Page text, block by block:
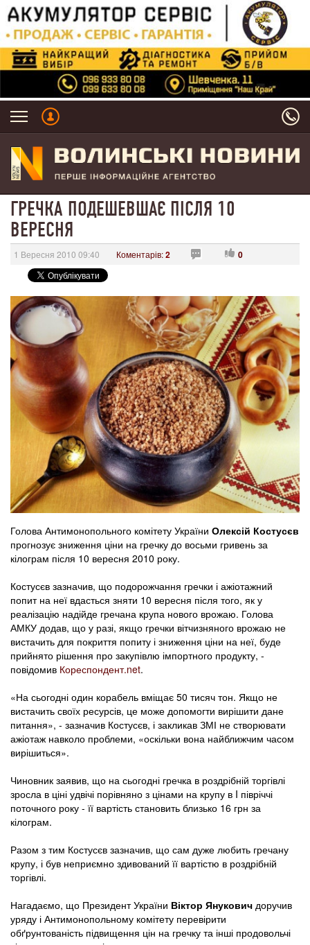
ГРЕЧКА ПОДЕШЕВШАЄ ПІСЛЯ 10
ВЕРЕСНЯ
1 Вересня 2010 09:40 Коментарів:2 0
Голова Антимонопольного комітету України Олексій Костусєв
прогнозує зниження ціни на гречку до восьми гривень за
кілограм після 10 вересня 2010 року.
Костусєв зазначив, що подорожчання гречки і ажіотажний
попит на неї вдасться зняти 10 вересня після того, як у
реалізацію надійде гречана крупа нового врожаю. Голова
АМКУ додав, що у разі, якщо гречки вітчизняного врожаю не
вистачить для покриття попиту і зниження ціни на неї, буде
прийнято рішення про закупівлю імпортного продукту, -
повідомив Кореспондент.net.
«На сьогодні один корабель вміщає 50 тисяч тон. Якщо не
вистачить своїх ресурсів, це може допомогти вирішити дане
питання», - зазначив Костусєв, і закликав ЗМІ не створювати
ажіотаж навколо проблеми, «оскільки вона найближчим часом
вирішиться».
Чиновник заявив, що на сьогодні гречка в роздрібній торгівлі
зросла в ціні удвічі порівняно з цінами на крупу в I півріччі
поточного року - її вартість становить близько 16 грн за
кілограм.
Разом з тим Костусєв зазначив, що сам дуже любить гречану
крупу, і був неприємно здивований її вартістю в роздрібній
торгівлі.
Нагадаємо, що Президент України Віктор Янукович доручив
уряду і Антимонопольному комітету перевірити
обґрунтованість підвищення цін на гречку та інші продовольчі